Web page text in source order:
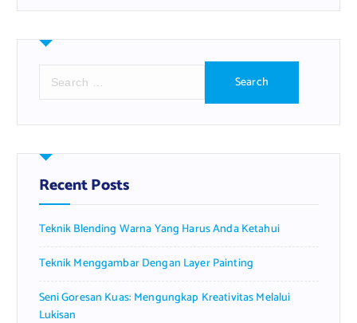
r
h
f
o
:
Recent Posts
Teknik Blending Warna Yang Harus Anda Ketahui
Teknik Menggambar Dengan Layer Painting
Seni Goresan Kuas: Mengungkap Kreativitas Melalui
Lukisan